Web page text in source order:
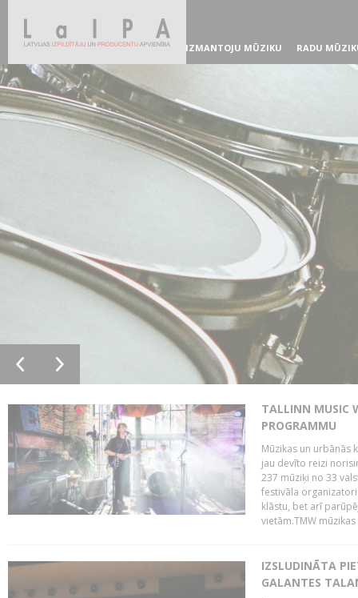
IZMANTOJU MŪZIKU RADU
TALLINN MUSIC
PROGRAMMU
Mūzikas un urbānās
jau devīto reizi
237 mūziķi no 33
festivāla
klāstu, bet arī
vietām.TMW
IZSLUDINĀTA
GALANTES